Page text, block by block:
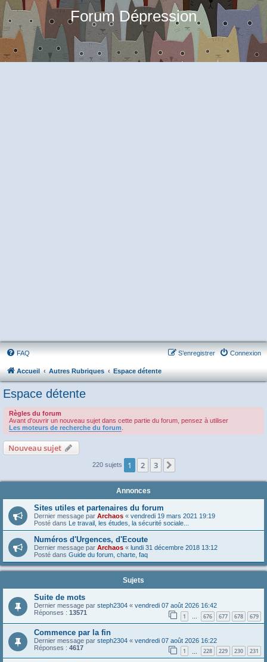
Forum Dépression
FAQ Connexion
S’enregistrer
Accueil Autres Rubriques Espace détente
Espace détente
Règles du forum
Avant d'ouvrir un nouveau sujet dans cette partie du forum, pensez à utiliser
Les moteurs de recherche du forum
Nouveau sujet
220 sujets 1 2 3
Annonces
Sites utiles et partenaires du forum
Dernier message par Archaos « vendredi 19 mars 2021 19:19
Posté dans Le travail, les études, la sécurité sociale...
Numéros d'Urgences, d'Ecoute
Dernier message par Archaos « lundi 31 décembre 2018 13:12
Posté dans Guide du forum, charte, faq
Sujets
Suite de mots
Dernier message par steph2304 « vendredi 07 août 2026 16:42
Réponses : 13571 1 … 676 677 678 679
Commence par la fin
Dernier message par steph2304 « vendredi 07 août 2026 16:22
Réponses : 4617 1 228 229 230 231